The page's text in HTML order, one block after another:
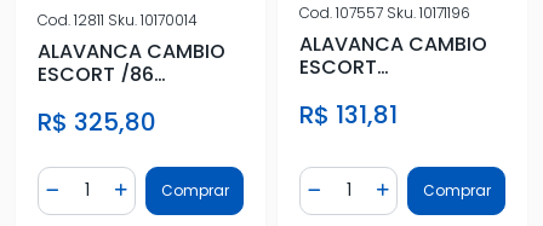
Cod.12811 Sku.10170014
ALAVANCA CAMBIO
ESCORT /86
R$ 325,80
Diminuir Quantidade
Quantidade
Adicionar Quantidade
Comprar
Cod.107557 Sku.10171196
ALAVANCA CAMBIO
ESCORT
ESCORT HOBBY
R$ 131,81
Diminuir Quantidade
Quantidade
AdicionarComprar